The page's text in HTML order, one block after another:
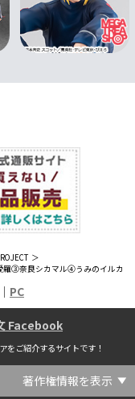
羅③奈良シカマル④うみのイルカ
PC
Facebook
をご紹介するサイトです！
著作権情報を表示